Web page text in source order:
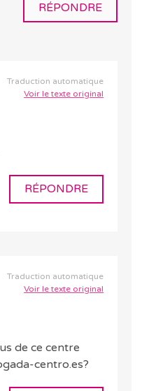
RÉPONDRE
Traduction automatique
Voir le texte original
RÉPONDRE
Traduction automatique
Voir le texte original
de ce centre
centro.es?